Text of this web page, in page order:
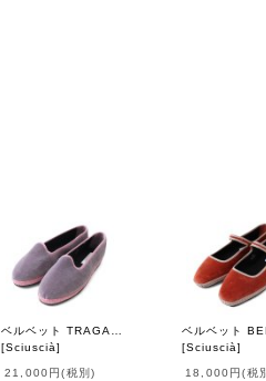
ベルベット TRAGARA (LIL)
[Sciuscià]
21,000円(税別)
[Sciuscià]
18,000円(税